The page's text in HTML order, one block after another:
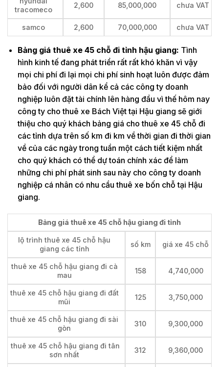
tracomeco
2,600 85,000,000 chưa VAT
samco 2,600 70,000,000 chưa VAT
Bảng giá thuê xe 45 chỗ đi tỉnh hậu giang: Tình
hình kinh tế đang phát triển rất rất khó khăn vì vậy
mọi chi phí đi lại mọi chi phí sinh hoạt luôn được đảm
bảo đối với người dân kể cả các công ty doanh
nghiệp luôn đặt tài chính lên hàng đầu vì thế hôm nay
công ty cho thuê xe Bách Việt tại Hậu giang sẽ giới
thiệu cho quý khách bảng giá cho thuê xe 45 chỗ đi
các tỉnh dựa trên số km đi km về thời gian đi thời gian
về của các ngày trong tuần một cách tiết kiệm nhất
cho quý khách có thể dự toán chính xác để làm
những chi phí phát sinh sau này cho công ty doanh
nghiệp cá nhân có nhu cầu thuê xe bốn chỗ tại Hậu
giang.
Bảng giá thuê xe 45 chỗ hậu giang đi tỉnh
lộ trình thuê xe 45 chỗ hậu
giang các tỉnh
số km giá xe 45 chỗ
thuê xe 45 chỗ hậu giang đi cà
mau
158 4,740,000
thuê xe 45 chỗ hậu giang đi đất
mũi
125 3,750,000
thuê xe 45 chỗ hậu giang đi sài
gòn
310 9,300,000
thuê xe 45 chỗ hậu giang đi tân
sơn nhất
312 9,360,000